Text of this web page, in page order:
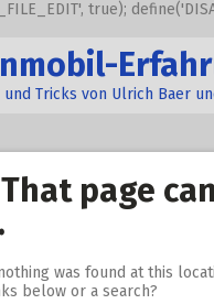
true);
und Tricks von Ulrich Baer
page
was found at this
below or a search?